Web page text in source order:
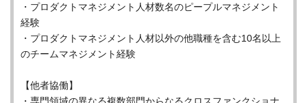
・プロダクトマネジメント人材数名のピープルマネジメント
経験
・プロダクトマネジメント人材以外の他職種を含む10名以上
のチームマネジメント経験
【他者協働】